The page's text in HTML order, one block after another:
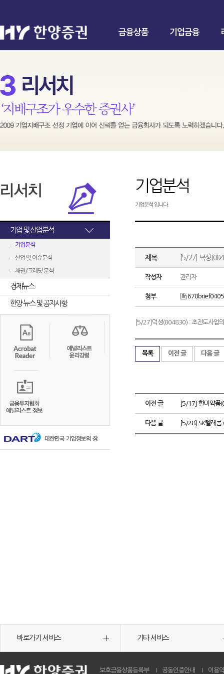
금융상품 기업금융
기업 및 산업분석
기업분석
산업 및 이슈분석
채권/크레딧 분석
경제뉴스
한양 뉴스 및 공지사항
기업분석
기업분석 입니다.
제목 [5/27] 덕성
작성자 관리자
첨부
[5/27]덕성(004830) : 초전도사업
목록 이전 글 다음 글
이전 글 [5/17] 한미약품
다음 글 [5/28] SK텔레콤
바로가기 서비스 기타 서비스
보호금융상품등록부 공동인증안내 이용